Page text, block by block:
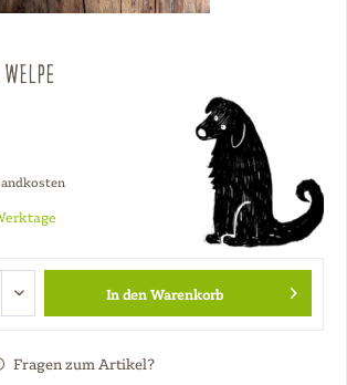
In denWarenkorb
Fragen zum Artikel?